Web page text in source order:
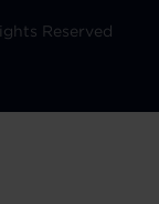
Reserved